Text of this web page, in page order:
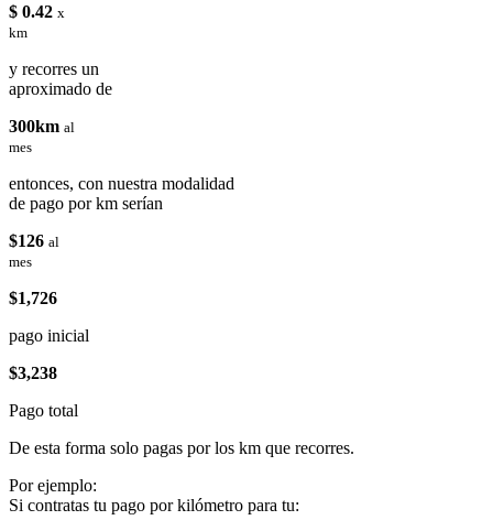
$ 0.42 x
km
y recorres un
aproximado de
300km al
mes
entonces, con nuestra modalidad
de pago por km serían
$126 al
mes
$1,726
pago inicial
$3,238
Pago total
De esta forma solo pagas por los km que recorres.
Por ejemplo:
Si contratas tu pago por kilómetro para tu: